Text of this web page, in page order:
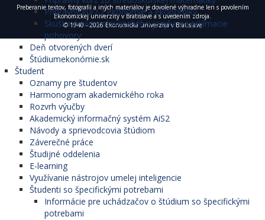
Prípravný kurz z ekonómie a ekonomiky
Skúška úrovne slovenského jazyka na prijímacie
pohovory
Deň otvorených dverí
Štúdiumekonómie.sk
Študent
Oznamy pre študentov
Harmonogram akademického roka
Rozvrh výučby
Akademický informačný systém AiS2
Návody a sprievodcovia štúdiom
Záverečné práce
Študijné oddelenia
E-learning
Využívanie nástrojov umelej inteligencie
Študenti so špecifickými potrebami
Informácie pre uchádzačov o štúdium so špecifickými
potrebami
Preberanie textov, fotografií a iných materiálov je dovolené výhradne len s povolením
Ekonomickej univerzity v Bratislave a s uvedením zdroja.
© 1940 - 2026 Ekonomická univerzita v Bratislave